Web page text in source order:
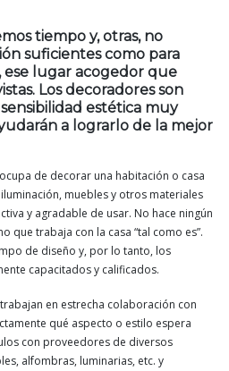
tiempo y, otras, no
suficientes como para
ese lugar acogedor que
Los decoradores son
estética muy
a lograrlo de la mejor
de decorar una habitación o casa
muebles y otros materiales
y agradable de usar. No hace ningún
que trabaja con la casa “tal como es”.
de diseño y, por lo tanto, los
capacitados y calificados.
en estrecha colaboración con
qué aspecto o estilo espera
con proveedores de diversos
alfombras, luminarias, etc. y